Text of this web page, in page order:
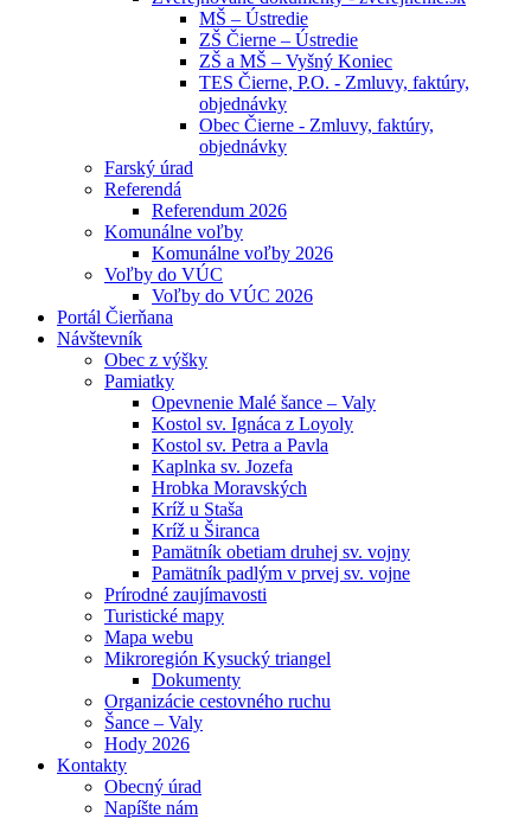
MŠ – Ústredie
ZŠ Čierne – Ústredie
ZŠ a MŠ – Vyšný Koniec
TES Čierne, P.O. - Zmluvy, faktúry,
objednávky
Obec Čierne - Zmluvy, faktúry,
objednávky
Farský úrad
Referendá
Referendum 2026
Komunálne voľby
Komunálne voľby 2026
Voľby do VÚC
Voľby do VÚC 2026
Portál Čierňana
Návštevník
Obec z výšky
Pamiatky
Opevnenie Malé šance – Valy
Kostol sv. Ignáca z Loyoly
Kostol sv. Petra a Pavla
Kaplnka sv. Jozefa
Hrobka Moravských
Kríž u Staša
Kríž u Širanca
Pamätník obetiam druhej sv. vojny
Pamätník padlým v prvej sv. vojne
Prírodné zaujímavosti
Turistické mapy
Mapa webu
Mikroregión Kysucký triangel
Dokumenty
Organizácie cestovného ruchu
Šance – Valy
Hody 2026
Kontakty
Obecný úrad
Napíšte nám